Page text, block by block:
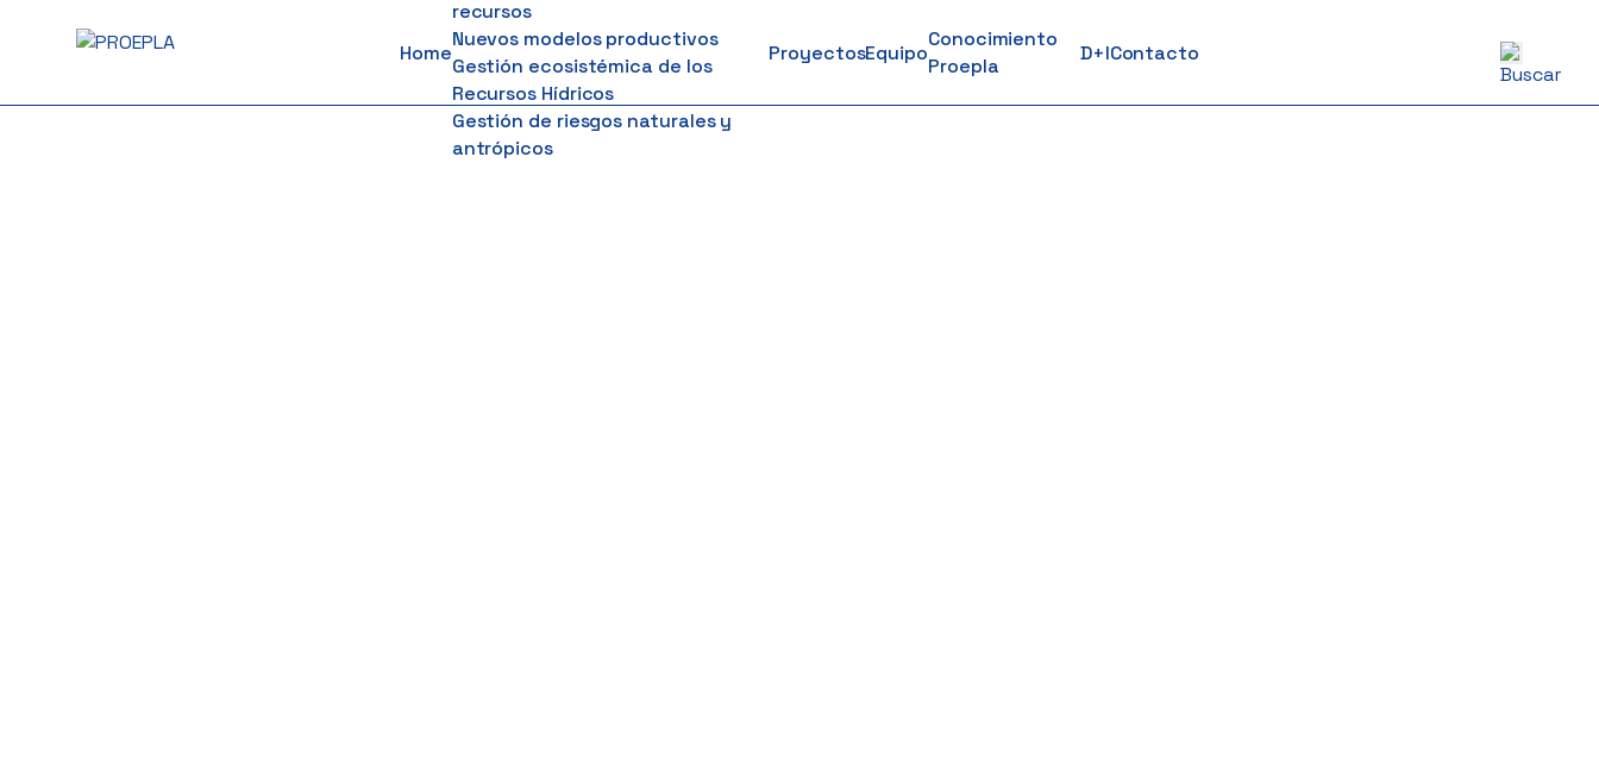
content
Home
recursos
Nuevos modelos productivos
Gestión ecosistémica de los
Recursos Hídricos
Gestión de riesgos naturales y
antrópicos
ProyectosEquipo
Conocimiento
Proepla
D+IContacto